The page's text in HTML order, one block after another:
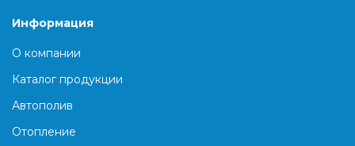
Информация
О компании
Каталог продукции
Автополив
Отопление